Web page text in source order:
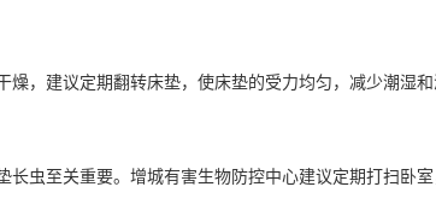
，建议定期翻转床垫，使床垫的受力均匀，减少潮湿和
虫至关重要。增城有害生物防控中心建议定期打扫卧